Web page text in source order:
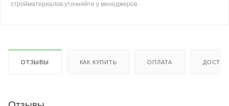
стройматериалов уточняйте у менеджеров.
ОТЗЫВЫ КАК КУПИТЬ ОПЛАТА